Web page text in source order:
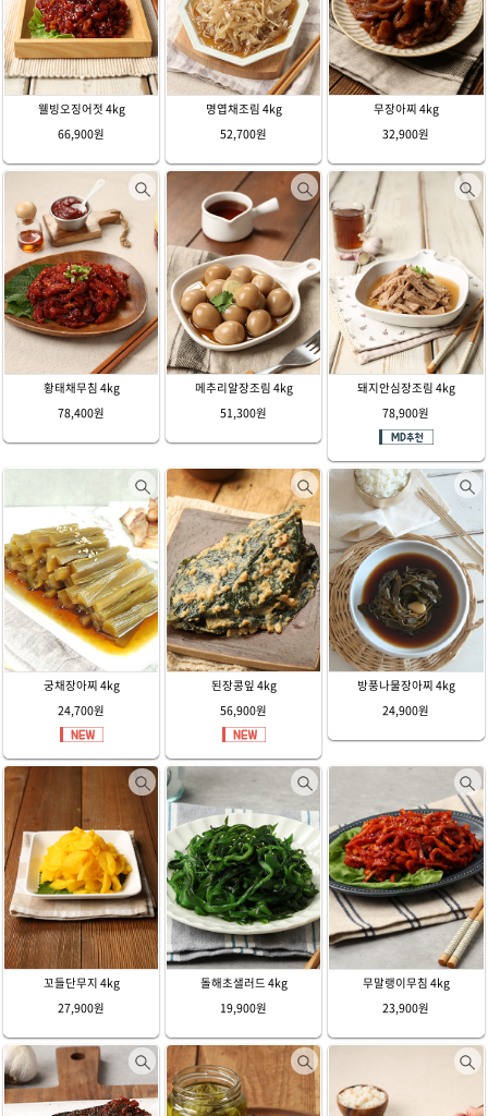
웰빙오징어젓 4kg
66,900원
명엽채조림 4kg
52,700원
무장아찌 4kg
32,900원
황태채무침 4kg
78,400원
메추리알장조림 4kg
51,300원
돼지안심장조림 4kg
78,900원
궁채장아찌 4kg
24,700원
된장콩잎 4kg
56,900원
방풍나물장아찌 4kg
24,900원
꼬들단무지 4kg
27,900원
돌해초샐러드 4kg
19,900원
무말랭이무침 4kg
23,900원